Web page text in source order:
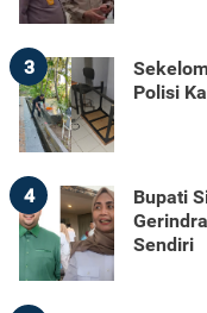
3
Polisi
4
Bupati
Sendiri